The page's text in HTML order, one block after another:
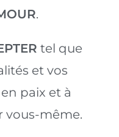
.
tel que
et vos
paix et à
vous-même.